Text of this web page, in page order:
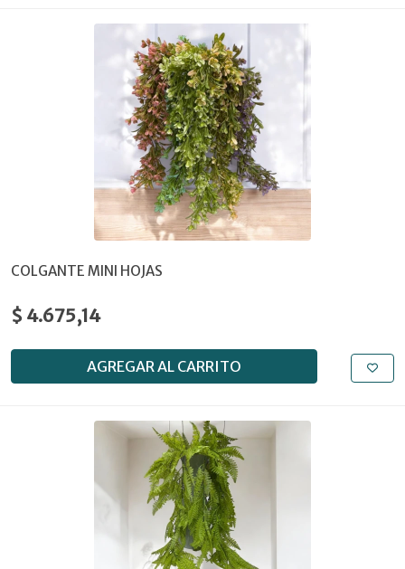
COLGANTE MINI HOJAS
$ 4.675,14
AGREGAR AL CARRITO